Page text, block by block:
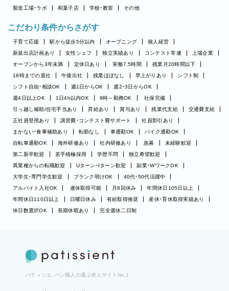
製造工場・ラボ
和菓子店 学校・教室 その他
こだわり条件からさがす
子育て応援 駅から徒歩5分以内 オープニング
個人経営
新規出店計画あり
女性シェフ 独立実績あり コンテスト常連
上場企業
オープンから3年未満
定休日あり 実働7.5時間
残業月20時間以下
18時までの退社
午後出社 残業ほぼなし 早上がりあり
シフト制
シフト自由・相談OK
週1日からOK
週2・3日からOK
週4日以上OK
1日4h以内OK 9時～勤務OK
社保完備
引っ越し補助/住宅手当あり
昇給あり 賞与あり 残業代支給
交通費支給
正社員登用あり
講習費・コンテスト費サポート
社員割引あり
まかない・食事補助あり
転勤なし 車通勤OK
バイク通勤OK
自転車通勤OK
海外研修あり 社内研修あり 急募
未経験歓迎
第二新卒歓迎
若手積極採用 学歴不問
独立希望歓迎
異業種からの転職歓迎
Uターン・Iターン歓迎
副業・WワークOK
大学生・専門学生歓迎
ブランク明けOK
40代・50代活躍中
アルバイト入社OK
連休取得可能 月8回休み
年間休日105日以上
年間休日110日以上
日曜日休み 有給取得推奨
産休・育休取得実績あり
休日数選択OK
長期休暇あり 完全週休二日制
パティシエ、パン職人の選ぶ求人サイトNo.1